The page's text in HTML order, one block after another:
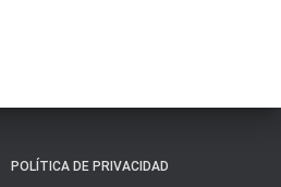
POLÍTICA DE PRIVACIDAD